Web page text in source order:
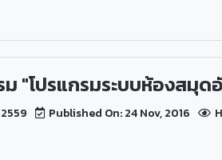
"โปรแกรมระบบห้องสมุ
Published On: 24 Nov, 2016